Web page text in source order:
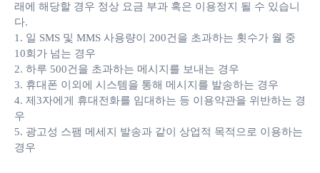
래에 해당할 경우 정상 요금 부과 혹은 이용정지 될 수 있습니
다.
1. 일 SMS 및 MMS 사용량이 200건을 초과하는 횟수가 월 중
10회가 넘는 경우
2. 하루 500건을 초과하는 메시지를 보내는 경우
3. 휴대폰 이외에 시스템을 통해 메시지를 발송하는 경우
4. 제3자에게 휴대전화를 임대하는 등 이용약관을 위반하는 경
우
5. 광고성 스팸 메세지 발송과 같이 상업적 목적으로 이용하는
경우